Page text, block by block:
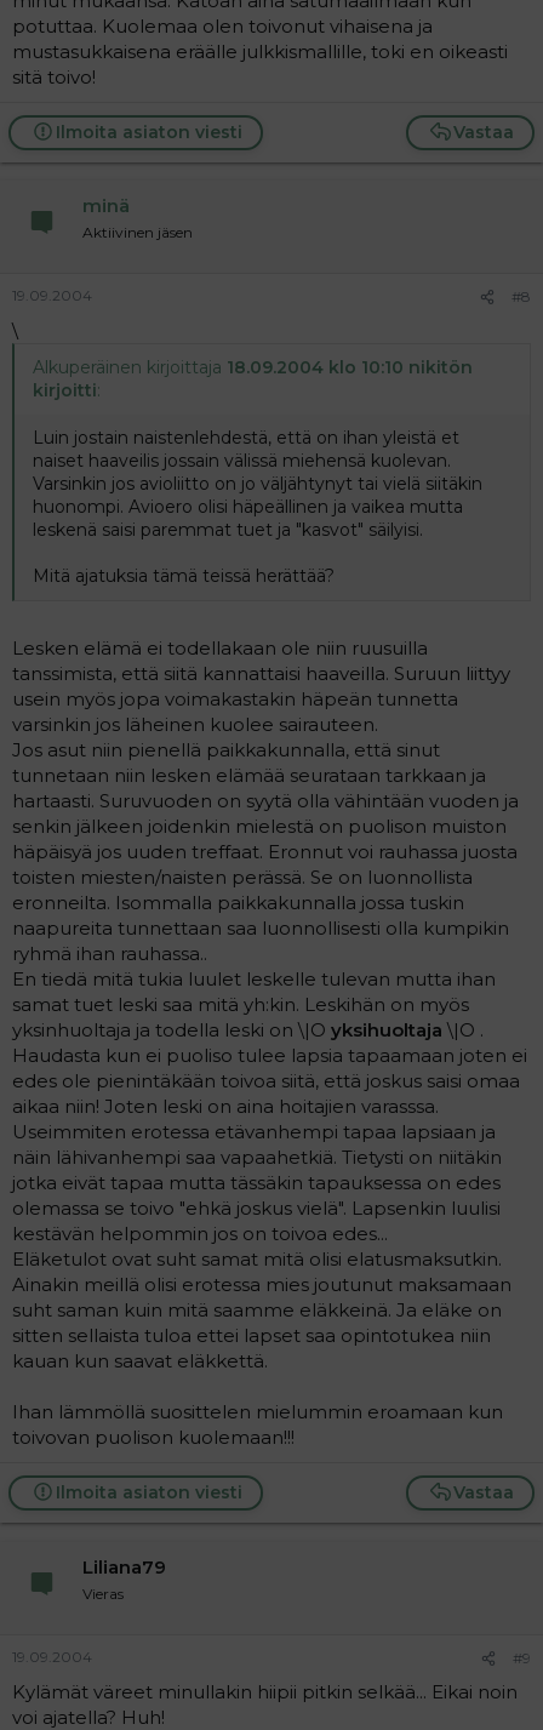
potuttaa. Kuolemaa olen toivonut vihaisena ja
mustasukkaisena eräälle julkkismallille, toki en oikeasti
sitä toivo!
Vastaa
Ilmoita asiaton viesti
minä
Aktiivinen jäsen
19.09.2004 #8
\
Alkuperäinen kirjoittaja 18.09.2004 klo 10:10 nikitön
kirjoitti:
Luin jostain naistenlehdestä, että on ihan yleistä et
naiset haaveilis jossain välissä miehensä kuolevan.
Varsinkin jos avioliitto on jo väljähtynyt tai vielä siitäkin
huonompi. Avioero olisi häpeällinen ja vaikea mutta
leskenä saisi paremmat tuet ja "kasvot" säilyisi.
Mitä ajatuksia tämä teissä herättää?
Lesken elämä ei todellakaan ole niin ruusuilla
tanssimista, että siitä kannattaisi haaveilla. Suruun liittyy
usein myös jopa voimakastakin häpeän tunnetta
varsinkin jos läheinen kuolee sairauteen.
Jos asut niin pienellä paikkakunnalla, että sinut
tunnetaan niin lesken elämää seurataan tarkkaan ja
hartaasti. Suruvuoden on syytä olla vähintään vuoden ja
senkin jälkeen joidenkin mielestä on puolison muiston
häpäisyä jos uuden treffaat. Eronnut voi rauhassa juosta
toisten miesten/naisten perässä. Se on luonnollista
eronneilta. Isommalla paikkakunnalla jossa tuskin
naapureita tunnettaan saa luonnollisesti olla kumpikin
ryhmä ihan rauhassa..
En tiedä mitä tukia luulet leskelle tulevan mutta ihan
samat tuet leski saa mitä yh:kin. Leskihän on myös
yksinhuoltaja ja todella leski on \|O yksihuoltaja \|O .
Haudasta kun ei puoliso tulee lapsia tapaamaan joten ei
edes ole pienintäkään toivoa siitä, että joskus saisi omaa
aikaa niin! Joten leski on aina hoitajien varasssa.
Useimmiten erotessa etävanhempi tapaa lapsiaan ja
näin lähivanhempi saa vapaahetkiä. Tietysti on niitäkin
jotka eivät tapaa mutta tässäkin tapauksessa on edes
olemassa se toivo "ehkä joskus vielä". Lapsenkin luulisi
kestävän helpommin jos on toivoa edes...
Eläketulot ovat suht samat mitä olisi elatusmaksutkin.
Ainakin meillä olisi erotessa mies joutunut maksamaan
suht saman kuin mitä saamme eläkkeinä. Ja eläke on
sitten sellaista tuloa ettei lapset saa opintotukea niin
kauan kun saavat eläkkettä.
Ihan lämmöllä suosittelen mielummin eroamaan kun
toivovan puolison kuolemaan!!!
Vastaa
Ilmoita asiaton viesti
Liliana79
Vieras
19.09.2004 #9
Kylämät väreet minullakin hiipii pitkin selkää... Eikai noin
voi ajatella? Huh!